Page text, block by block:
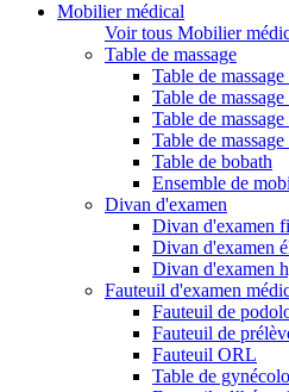
Mobilier médical
Voir tous Mobilier
Table de massage
Table de
Table de
Table de
Table de
Table de bobath
Ensemble de
Divan d'examen
Divan d'examen
Divan d'examen
Divan d'examen
Fauteuil d'examen
Fauteuil de
Fauteuil de
Fauteuil ORL
Table de